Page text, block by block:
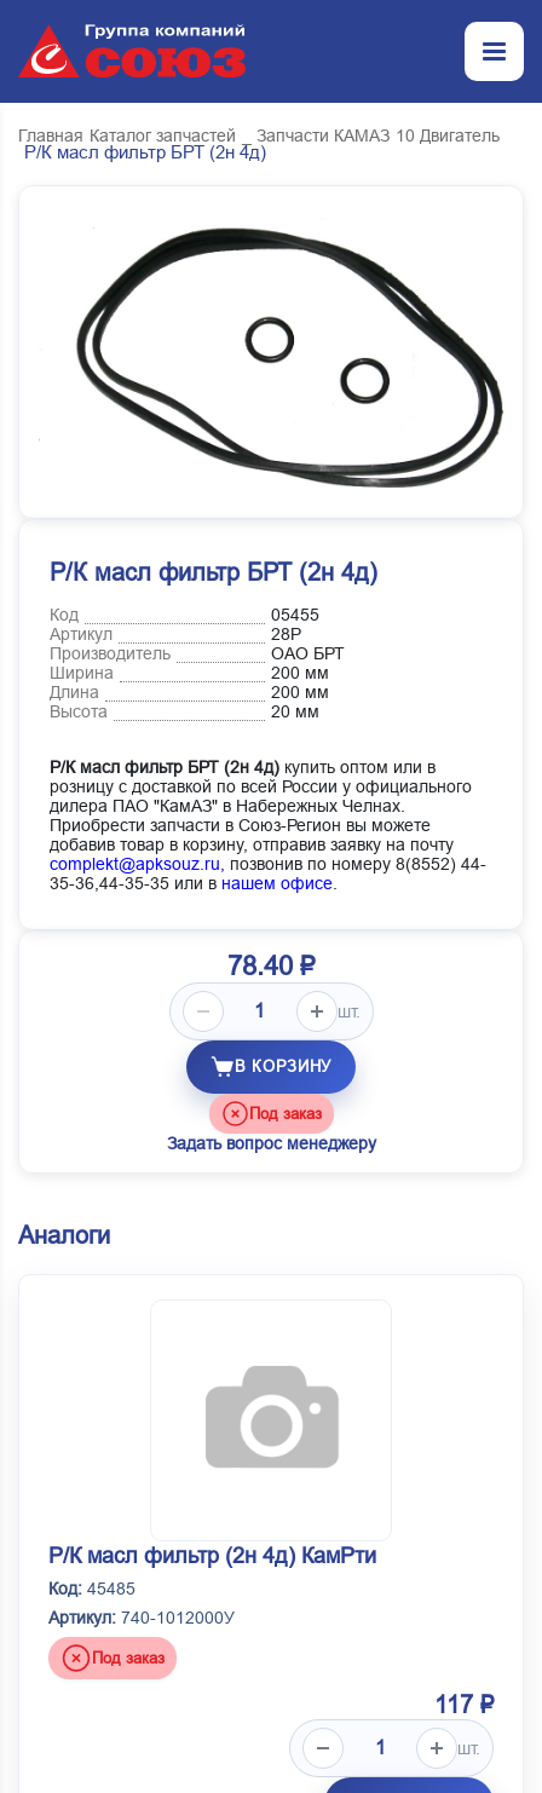
Главная Каталог запчастей _ Запчасти КАМАЗ 10 Двигатель
Р/К масл фильтр БРТ (2н 4д)
Р/К масл фильтр БРТ (2н 4д)
Код
05455
Артикул
28Р
Производитель
ОАО БРТ
Ширина
200 мм
Длина
200 мм
Высота
20 мм
Р/К масл фильтр БРТ (2н 4д) купить оптом или в
розницу с доставкой по всей России у официального
дилера ПАО "КамАЗ" в Набережных Челнах.
Приобрести запчасти в Союз-Регион вы можете
добавив товар в корзину, отправив заявку на почту
complekt@apksouz.ru,
позвонив по номеру 8(8552) 44-
35-36,44-35-35 или в нашем офисе
78.40 ₽
шт.
В КОРЗИНУ
Под заказ
Задать вопрос менеджеру
Аналоги
Р/К масл фильтр (2н 4д) КамРти
Код: 45485
Артикул: 740-1012000У
Под заказ
117 ₽
шт.